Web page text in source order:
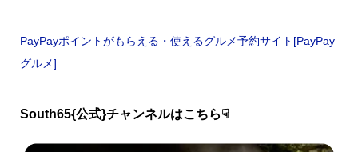
PayPayポイントがもらえる・使えるグルメ予約サイト[PayPay
グルメ]
South65{公式}チャンネルはこちら☟